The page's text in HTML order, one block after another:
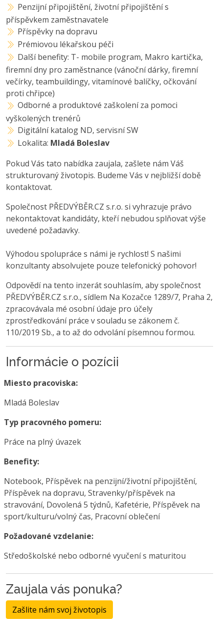
Penzijní připojištění, životní připojištění s
příspěvkem zaměstnavatele
Příspěvky na dopravu
Prémiovou lékařskou péči
Další benefity: T- mobile program, Makro kartička,
firemní dny pro zaměstnance (vánoční dárky, firemní
večírky, teambuildingy, vitamínové balíčky, očkování
proti chřipce)
Odborné a produktové zaškolení za pomoci
vyškolených trenérů
Digitální katalog ND, servisní SW
Lokalita: Mladá Boleslav
Pokud Vás tato nabídka zaujala, zašlete nám Váš
strukturovaný životopis. Budeme Vás v nejbližší době
kontaktovat.
Společnost PŘEDVÝBĚR.CZ s.r.o. si vyhrazuje právo
nekontaktovat kandidáty, kteří nebudou splňovat výše
uvedené požadavky.
Výhodou spolupráce s námi je rychlost! S našimi
konzultanty absolvujete pouze telefonický pohovor!
Odpovědí na tento inzerát souhlasím, aby společnost
PŘEDVÝBĚR.CZ s.r.o., sídlem Na Kozačce 1289/7, Praha 2,
zpracovávala mé osobní údaje pro účely
zprostředkování práce v souladu se zákonem č.
110/2019 Sb., a to až do odvolání písemnou formou.
Informácie o pozícii
Miesto pracoviska:
Mladá Boleslav
Typ pracovného pomeru:
Práce na plný úvazek
Benefity:
Notebook, Příspěvek na penzijní/životní připojištění,
Příspěvek na dopravu, Stravenky/příspěvek na
stravování, Dovolená 5 týdnů, Kafetérie, Příspěvek na
sport/kulturu/volný čas, Pracovní oblečení
Požadované vzdelanie:
Středoškolské nebo odborné vyučení s maturitou
Zaujala vás ponuka?
Zašlite nám svoj životopis